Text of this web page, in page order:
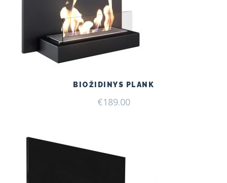
BIOŽIDINYS PLANK
€189.00